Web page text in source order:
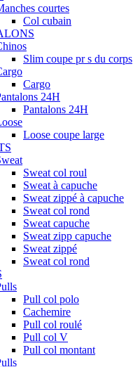
courtes
Col cubain
Slim coupe pr s du corps
Cargo
24H
Pantalons 24H
Loose coupe large
Sweat col roul
Sweat à capuche
Sweat zippé à capuche
Sweat col rond
Sweat capuche
Sweat zipp capuche
Sweat zippé
Sweat col rond
Pull col polo
Cachemire
Pull col roulé
Pull col V
Pull col montant